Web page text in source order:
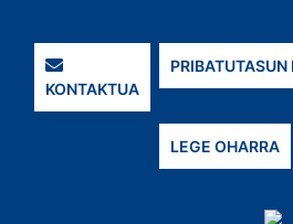
KONTAKTUA
LEGE OHARRA